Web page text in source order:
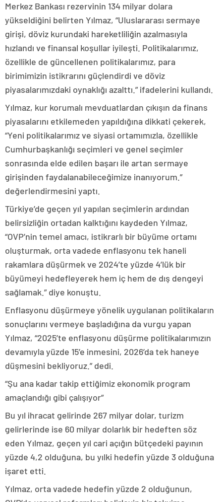
Merkez Bankası rezervinin 134 milyar dolara
yükseldiğini belirten Yılmaz, “Uluslararası sermaye
girişi, döviz kurundaki hareketliliğin azalmasıyla
hızlandı ve finansal koşullar iyileşti. Politikalarımız,
özellikle de güncellenen politikalarımız, para
birimimizin istikrarını güçlendirdi ve döviz
piyasalarımızdaki oynaklığı azalttı.” ifadelerini kullandı.
Yılmaz, kur korumalı mevduatlardan çıkışın da finans
piyasalarını etkilemeden yapıldığına dikkati çekerek,
“Yeni politikalarımız ve siyasi ortamımızla, özellikle
Cumhurbaşkanlığı seçimleri ve genel seçimler
sonrasında elde edilen başarı ile artan sermaye
girişinden faydalanabileceğimize inanıyorum.”
değerlendirmesini yaptı.
Türkiye’de geçen yıl yapılan seçimlerin ardından
belirsizliğin ortadan kalktığını kaydeden Yılmaz,
“OVP’nin temel amacı, istikrarlı bir büyüme ortamı
oluşturmak, orta vadede enflasyonu tek haneli
rakamlara düşürmek ve 2024’te yüzde 4’lük bir
büyümeyi hedefleyerek hem iç hem de dış dengeyi
sağlamak.” diye konuştu.
Enflasyonu düşürmeye yönelik uygulanan politikaların
sonuçlarını vermeye başladığına da vurgu yapan
Yılmaz, “2025’te enflasyonu düşürme politikalarımızın
devamıyla yüzde 15’e inmesini, 2026’da tek haneye
düşmesini bekliyoruz.” dedi.
“Şu ana kadar takip ettiğimiz ekonomik program
amaçlandığı gibi çalışıyor”
Bu yıl ihracat gelirinde 267 milyar dolar, turizm
gelirlerinde ise 60 milyar dolarlık bir hedeften söz
eden Yılmaz, geçen yıl cari açığın bütçedeki payının
yüzde 4,2 olduğuna, bu yılki hedefin yüzde 3 olduğuna
işaret etti.
Yılmaz, orta vadede hedefin yüzde 2 olduğunun,